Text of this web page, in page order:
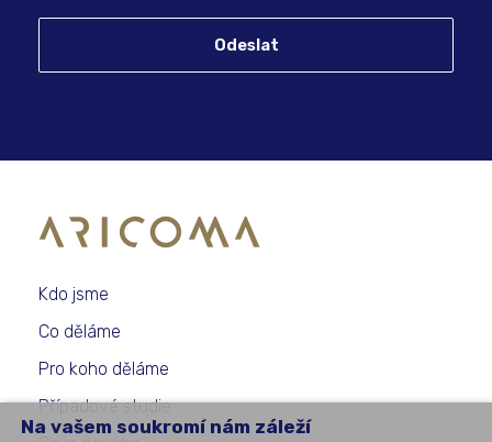
Odeslat
Na vašem soukromí nám záleží
Kdo jsme
Co děláme
Pro koho děláme
Případové studie